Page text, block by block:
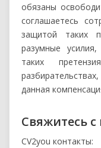
обязаны
соглашаетесь
защитой таких
разумные
таких
данная
Свяжитесь
CV2you контакты: